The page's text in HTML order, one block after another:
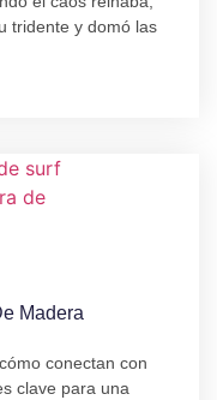
tridente y domó las
Madera
conectan con
clave para una